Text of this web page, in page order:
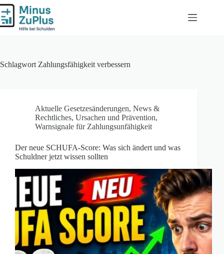
Zum
Inhalt
springen
Schlagwort Zahlungsfähigkeit verbessern
Aktuelle Gesetzesänderungen, News &
Rechtliches, Ursachen und Prävention,
Warnsignale für Zahlungsunfähigkeit
Der neue SCHUFA-Score: Was sich ändert und was
Schuldner jetzt wissen sollten